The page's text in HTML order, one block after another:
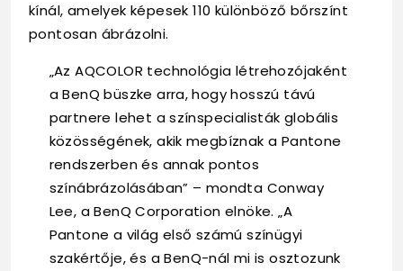
kínál, amelyek képesek 110 különböző bőrszínt
pontosan ábrázolni.
„Az AQCOLOR technológia létrehozójaként
a BenQ büszke arra, hogy hosszú távú
partnere lehet a színspecialisták globális
közösségének, akik megbíznak a Pantone
rendszerben és annak pontos
színábrázolásában” – mondta Conway
Lee, a BenQ Corporation elnöke. „A
Pantone a világ első számú színügyi
szakértője, és a BenQ-nál mi is osztozunk